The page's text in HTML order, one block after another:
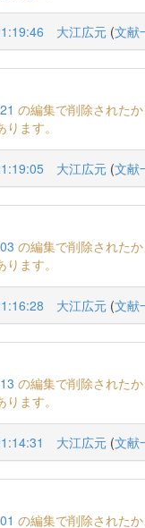
大江広元 (文献
の編集で削除された
ます。
大江広元 (文献
の編集で削除された
ます。
大江広元 (文献
の編集で削除された
ます。
大江広元 (文献
の編集で削除された